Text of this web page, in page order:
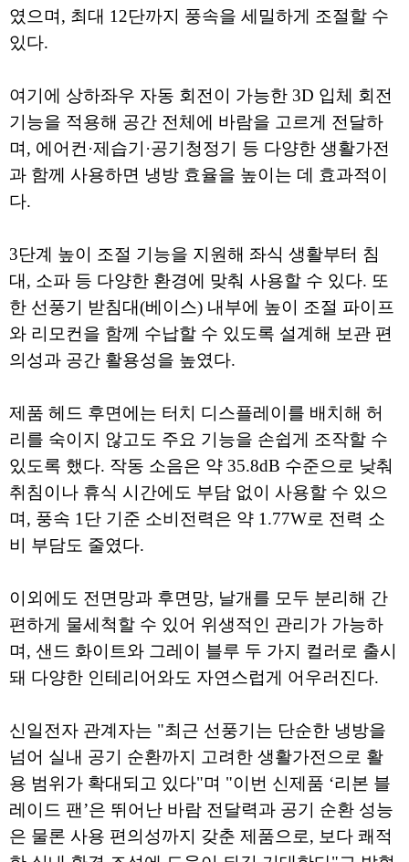
였으며, 최대 12단까지 풍속을 세밀하게 조절할 수
있다.
여기에 상하좌우 자동 회전이 가능한 3D 입체 회전
기능을 적용해 공간 전체에 바람을 고르게 전달하
며, 에어컨·제습기·공기청정기 등 다양한 생활가전
과 함께 사용하면 냉방 효율을 높이는 데 효과적이
다.
3단계 높이 조절 기능을 지원해 좌식 생활부터 침
대, 소파 등 다양한 환경에 맞춰 사용할 수 있다. 또
한 선풍기 받침대(베이스) 내부에 높이 조절 파이프
와 리모컨을 함께 수납할 수 있도록 설계해 보관 편
의성과 공간 활용성을 높였다.
제품 헤드 후면에는 터치 디스플레이를 배치해 허
리를 숙이지 않고도 주요 기능을 손쉽게 조작할 수
있도록 했다. 작동 소음은 약 35.8dB 수준으로 낮춰
취침이나 휴식 시간에도 부담 없이 사용할 수 있으
며, 풍속 1단 기준 소비전력은 약 1.77W로 전력 소
비 부담도 줄였다.
이외에도 전면망과 후면망, 날개를 모두 분리해 간
편하게 물세척할 수 있어 위생적인 관리가 가능하
며, 샌드 화이트와 그레이 블루 두 가지 컬러로 출시
돼 다양한 인테리어와도 자연스럽게 어우러진다.
신일전자 관계자는 "최근 선풍기는 단순한 냉방을
넘어 실내 공기 순환까지 고려한 생활가전으로 활
용 범위가 확대되고 있다"며 "이번 신제품 ‘리본 블
레이드 팬’은 뛰어난 바람 전달력과 공기 순환 성능
은 물론 사용 편의성까지 갖춘 제품으로, 보다 쾌적